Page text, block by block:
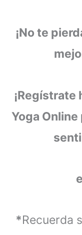
¡No te
¡Regístrate
Yoga Online
*Recuerda